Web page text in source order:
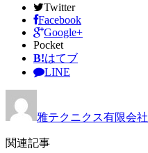
Twitter
Facebook
Google+
Pocket
B!はてブ
LINE
雅テクニクス有限会社
関連記事